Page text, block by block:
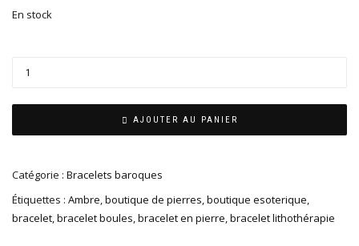
En stock
AJOUTER AU PANIER
Catégorie : Bracelets baroques
Étiquettes : Ambre,boutique de pierres,boutique esoterique,
bracelet,bracelet boules,bracelet en pierre,bracelet lithothérapie